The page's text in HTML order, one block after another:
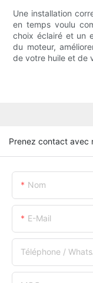
Une installation
en temps voulu
choix éclairé et un
du moteur,
de votre huile et de
Prenez contact avec
Nom
E-Mail
Téléphone /